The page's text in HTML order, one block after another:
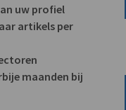
uw profiel
artikels per
maanden bij